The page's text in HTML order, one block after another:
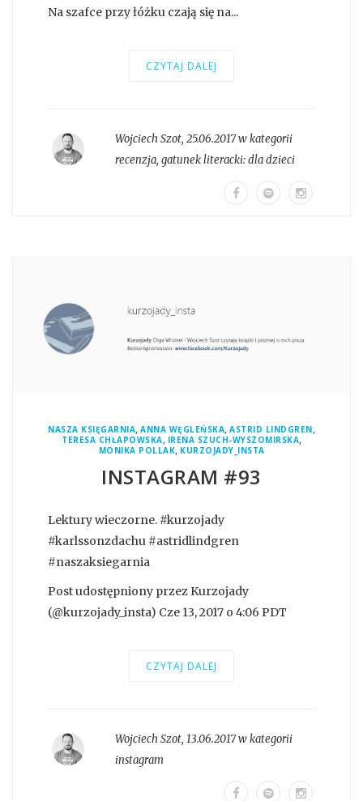
Na szafce przy łóżku czają się na...
CZYTAJ DALEJ
Wojciech Szot, 25.06.2017 w kategorii
recenzja, gatunek literacki:dla dzieci
NASZA KSIĘGARNIA,ANNA WĘGLEŃSKA,ASTRID LINDGREN,
TERESA CHŁAPOWSKA, IRENA SZUCH-WYSZOMIRSKA,
MONIKA POLLAK, KURZOJADY_INSTA
INSTAGRAM #93
Lektury wieczorne. #kurzojady
#karlssonzdachu #astridlindgren
#naszaksiegarnia
Post udostępniony przez Kurzojady
(@kurzojady_insta) Cze 13, 2017 o 4:06 PDT
CZYTAJ DALEJ
Wojciech Szot, 13.06.2017 w kategorii
instagram